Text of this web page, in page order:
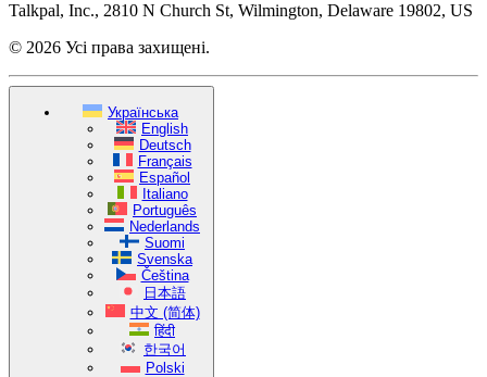
Talkpal, Inc., 2810 N Church St, Wilmington, Delaware 19802, US
© 2026 Усі права захищені.
Українська
English
Deutsch
Français
Español
Italiano
Português
Nederlands
Suomi
Svenska
Čeština
日本語
中文 (简体)
हिंदी
한국어
Polski